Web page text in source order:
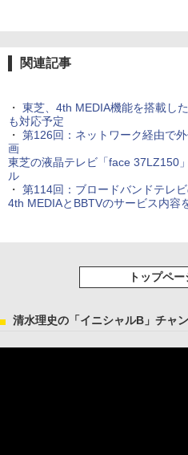
関連記事
・ 東芝、4th MEDIA機能を搭載し
も対応予定
・ 第126回：ネットワーク経由で
画
東芝の液晶テレビ「face 37LZ150
ル
・ 第114回：ブロードバンドテレ
4th MEDIAとBBTVのサービス内容
トップペ
清水理史の「イニシャルB」チャ